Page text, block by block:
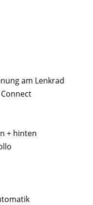
am Lenkrad
+ hinten